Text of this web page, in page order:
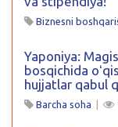
Biznesni
Yaponiya:
bosqichida
hujjatlar qabul
Barcha soha |